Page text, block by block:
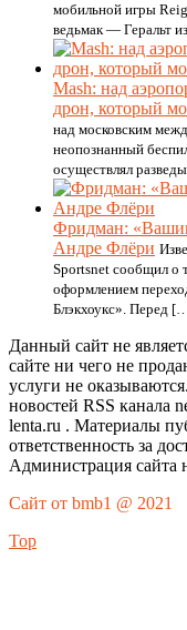
мобильной игры
ведьмак — Геральт
Mash: над
дрон, который
над московским
неопознанный
осуществлял
Фридман:
Андре Флёри
Sportsnet сообщил о
оформлением
Блэкхоукс». Перед
Данный сайт не
сайте ни чего не
услуги не
новостей RSS канала
lenta.ru . Материалы
ответственность за
Администрация сайта
Сайт от bmb1 @ 2021
Top